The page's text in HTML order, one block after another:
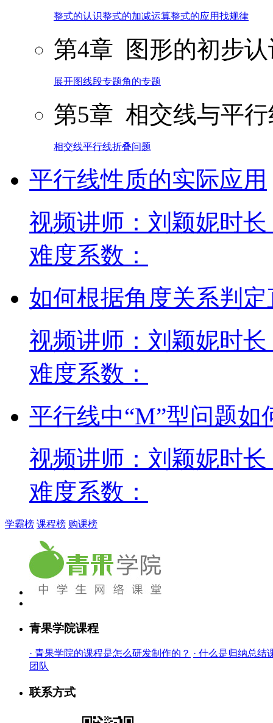
整式的认识整式的加减运算整式的应用找规律
第4章 图形的初步认
展开图线段专题角的专题
第5章 相交线与平行
相交线平行线折叠问题
平行线性质的实际应用
视频讲师：刘颖妮时长
难度系数：
如何根据角度关系判
视频讲师：刘颖妮时长
难度系数：
平行线中“M”型问题如
视频讲师：刘颖妮时长
难度系数：
学霸榜 课程榜 购课榜
青果学院课程
· 青果学院的课程是怎么研发制作的？ · 什么是归纳总结
团队
联系方式